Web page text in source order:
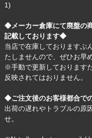
1)
◆メーカー倉庫にて廃盤の
記載しております◆
当店で在庫しておりますぶ
たしませんので、ぜひお早
※手動で更新しております
反映されてはおりません。
◆ご注文後のお客様都合で
出荷の遅れやトラブルの原
せ。